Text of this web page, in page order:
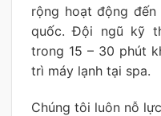
rộng hoạt động đến
quốc. Đội ngũ kỹ
trong 15 – 30 phút
trì máy lạnh tại spa.
Chúng tôi luôn nỗ